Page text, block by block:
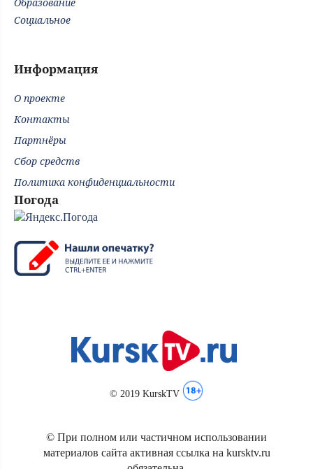
Образование
Социальное
Информация
О проекте
Контакты
Партнёры
Сбор средств
Политика конфиденциальности
Погода
© 2019 KurskTV
© При полном или частичном использовании
материалов сайта активная ссылка на kursktv.ru